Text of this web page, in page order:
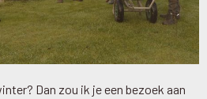
Dan zou ik je een bezoek aan